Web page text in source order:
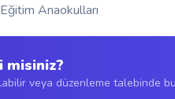
Anaokulları
misiniz?
veya düzenleme talebinde